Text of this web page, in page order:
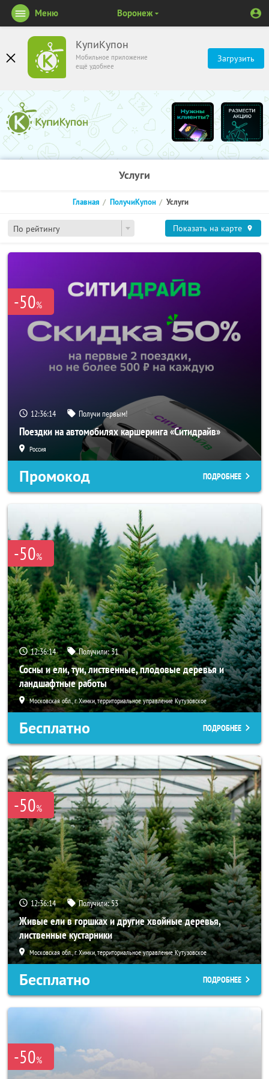
КупиКупон
Мобильное приложение
ещё удобнее
Загрузить
Меню Воронеж
Услуги
По рейтингу
Главная ПолучиКупон Услуги
Показать на карте
-50%
12:36:13 Получи первым!
Поездки на автомобилях каршеринга «Ситидрайв»
Россия
Промокод ПОДРОБНЕЕ
-50%
12:36:13 Получили:31
Сосны и ели, туи, лиственные, плодовые деревья и
ландшафтные работы
Московская обл., г. Химки, территориальное управление Кутузовское
Бесплатно ПОДРОБНЕЕ
-50%
12:36:13 Получили:53
Живые ели в горшках и другие хвойные деревья,
лиственные кустарники
Московская обл., г. Химки, территориальное управление Кутузовское
Бесплатно ПОДРОБНЕЕ
-50%